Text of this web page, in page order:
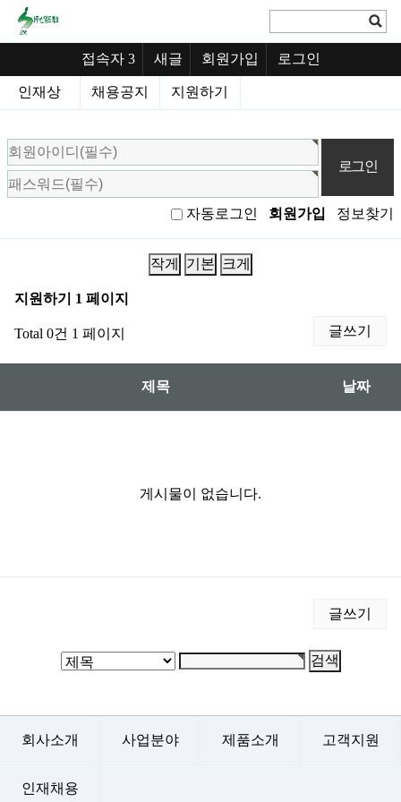
접속자 3 새글 회원가입 로그인
인재상 채용공지 지원하기
회
원
로
자동로그인 회원가입 정보찾기
작게 기본 크게
지원하기 1 페이지
Total 0건 1 페이지 글쓰기
제목 날짜
게시물이 없습니다.
글쓰기
회사소개 사업분야 제품소개 고객지원
인재채용